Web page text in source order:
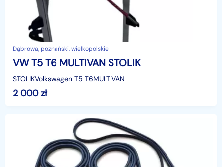
Dąbrowa, poznański, wielkopolskie
VW T5 T6 MULTIVAN STOLIK
STOLIKVolkswagen T5 T6MULTIVAN
2 000zł